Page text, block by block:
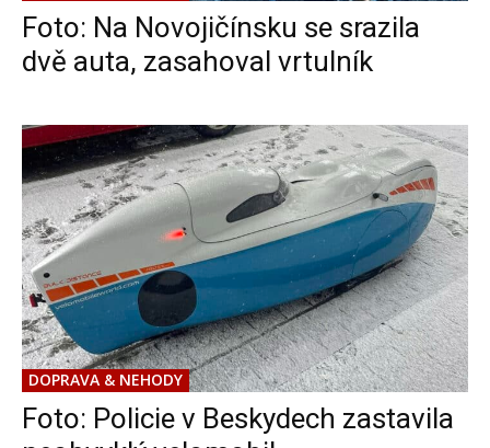
Foto: Na Novojičínsku se srazila
dvě auta, zasahoval vrtulník
DOPRAVA & NEHODY
Foto: Policie v Beskydech zastavila